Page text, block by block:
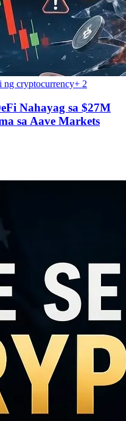
ng cryptocurrency+ 2
Nahayag sa $27M
sa Aave Markets